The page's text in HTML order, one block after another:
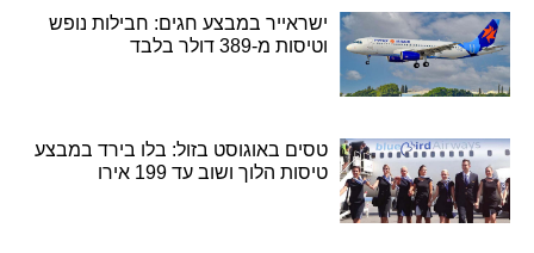
ישראייר במבצע חגים: חבילות נופש
וטיסות מ-389 דולר בלבד
טסים באוגוסט בזול: בלו בירד במבצע
טיסות הלוך ושוב עד 199 אירו